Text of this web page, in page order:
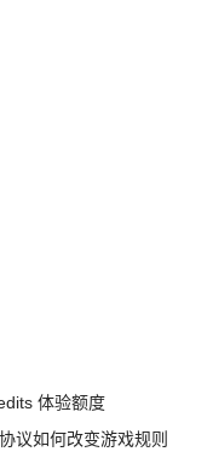
体验额度
议如何改变游戏规则